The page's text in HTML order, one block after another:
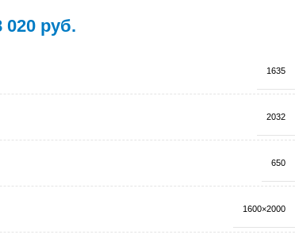
020 руб.
1635
2032
650
1600×2000